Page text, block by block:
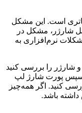
است. این مشکل
شارژر، مشکل در
نرم‌افزاری به
و شارژر را بررسی کنید
سپس پورت شارژ لپ‌
کنید. اگر همه‌چیز
باشد.